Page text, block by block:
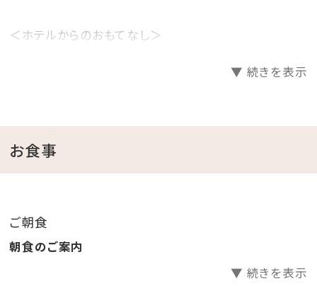
＜ホテルからのおもてなし＞
（ホテル玄関と駐車場間のお車の移動をホテルスタッフ
・バスローブ・ビーチパーカー・セパレートタイプのナイ
トウェアをご用意
＜館内施設のご案内＞
・フィットネスジムご利用無料 ⇒ 5：00～22：00（最終受
▼ 続きを表示
お食事
ご朝食
朝食のご案内
▼ 続きを表示